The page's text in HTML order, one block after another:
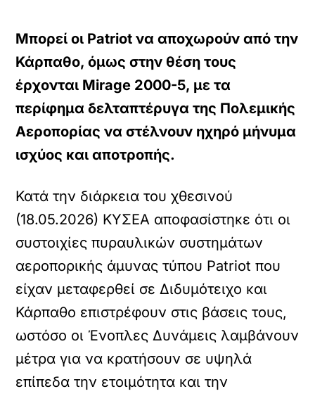
Μπορεί οι Patriot να αποχωρούν από την
Κάρπαθο, όμως στην θέση τους
έρχονται Mirage 2000-5, με τα
περίφημα δελταπτέρυγα της Πολεμικής
Αεροπορίας να στέλνουν ηχηρό μήνυμα
ισχύος και αποτροπής.
Κατά την διάρκεια του χθεσινού
(18.05.2026) ΚΥΣΕΑ αποφασίστηκε ότι οι
συστοιχίες πυραυλικών συστημάτων
αεροπορικής άμυνας τύπου Patriot που
είχαν μεταφερθεί σε Διδυμότειχο και
Κάρπαθο επιστρέφουν στις βάσεις τους,
ωστόσο οι Ένοπλες Δυνάμεις λαμβάνουν
μέτρα για να κρατήσουν σε υψηλά
επίπεδα την ετοιμότητα και την